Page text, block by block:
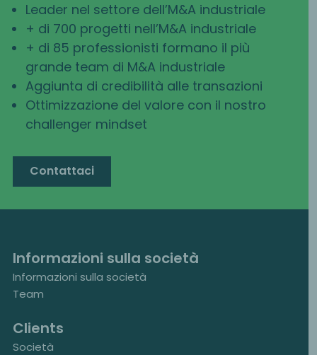
Leader nel settore dell’M&A industriale
+ di 700 progetti nell’M&A industriale
+ di 85 professionisti formano il più
grande team di M&A industriale
Aggiunta di credibilità alle transazioni
Ottimizzazione del valore con il nostro
challenger mindset
Contattaci
Informazioni sulla società
Informazioni sulla società
Team
Clients
Società